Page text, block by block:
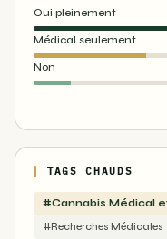
Oui pleinement
Médical seulement
Non
TAGS CHAUDS
#Cannabis Médical
#Recherches Médicales